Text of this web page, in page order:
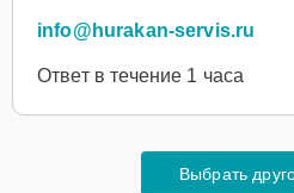
info@hurakan-servis.ru
Ответ в течение 1 часа
Выбрать